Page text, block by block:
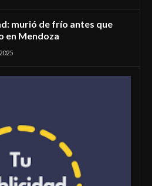
murió de frío antes que
en Mendoza